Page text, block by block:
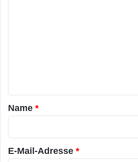
a
r
*
Name *
E-Mail-Adresse *